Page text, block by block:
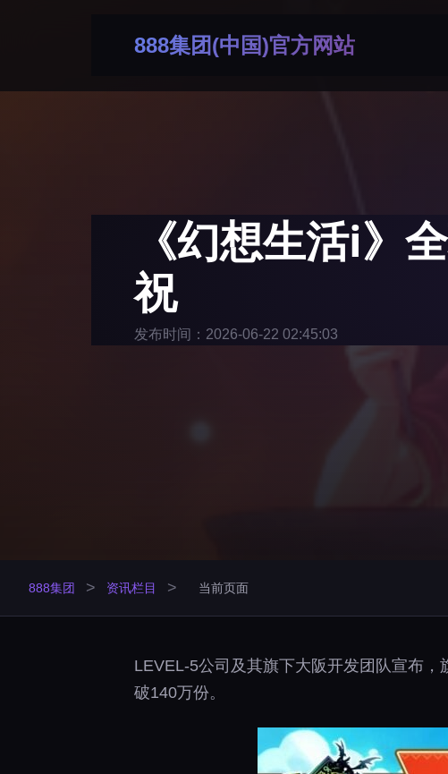
888集团(中国)官方网站
《幻想生活i》
祝
发布时间：2026-06-22 02:45:03
888集团 > 资讯栏目 > 当前页面
LEVEL-5公司及其旗下大阪开发团队宣布
破140万份。